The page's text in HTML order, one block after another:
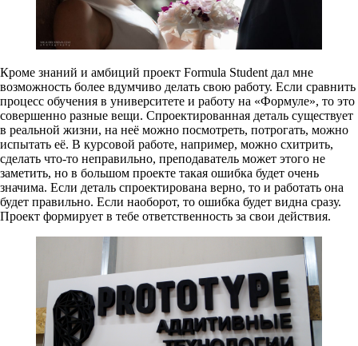
Кроме знаний и амбиций проект Formula Student дал мне
возможность более вдумчиво делать свою работу. Если сравнить
процесс обучения в университете и работу на «Формуле», то это
совершенно разные вещи. Спроектированная деталь существует
в реальной жизни, на неё можно посмотреть, потрогать, можно
испытать её. В курсовой работе, например, можно схитрить,
сделать что-то неправильно, преподаватель может этого не
заметить, но в большом проекте такая ошибка будет очень
значима. Если деталь спроектирована верно, то и работать она
будет правильно. Если наоборот, то ошибка будет видна сразу.
Проект формирует в тебе ответственность за свои действия.